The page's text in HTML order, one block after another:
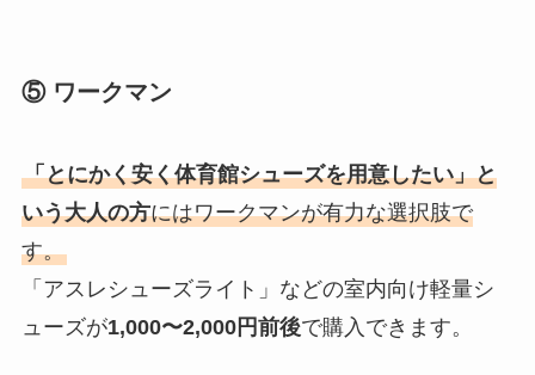
⑤ ワークマン
「とにかく安く体育館シューズを用意したい」と
いう大人の方にはワークマンが有力な選択肢で
す。
「アスレシューズライト」などの室内向け軽量シ
ューズが1,000〜2,000円前後で購入できます。